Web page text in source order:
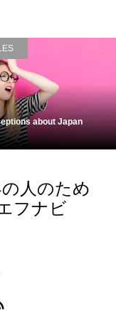
about Japan
人のため
フナビ